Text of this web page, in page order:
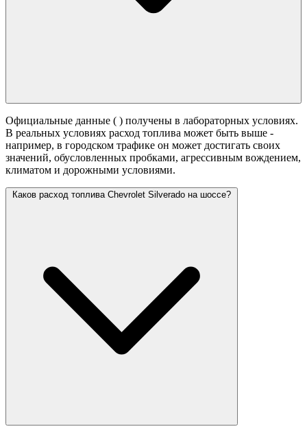
Официальные данные ( ) получены в лабораторных условиях.
В реальных условиях расход топлива может быть выше -
например, в городском трафике он может достигать своих
значений, обусловленных пробками, агрессивным вождением,
климатом и дорожными условиями.
Каков расход топлива Chevrolet Silverado на шоссе?